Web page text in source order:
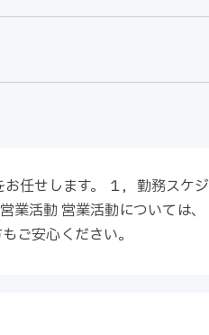
任せします。 １，勤務スケジ
活動 営業活動については、
ご安心ください。